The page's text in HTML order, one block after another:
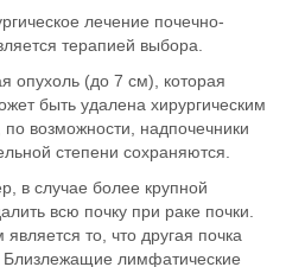
лечение почечно-
терапией выбора.
опухоль (до 7 см), которая
быть удалена хирургическим
по возможности, надпочечники
степени сохраняются.
в случае более крупной
всю почку при раке почки.
то, что другая почка
лимфатические